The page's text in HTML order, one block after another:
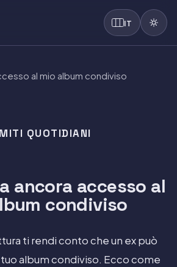
IT
al mio album condiviso
QUOTIDIANI
ancora accesso al
condiviso
ti rendi conto che un ex può
album condiviso. Ecco come